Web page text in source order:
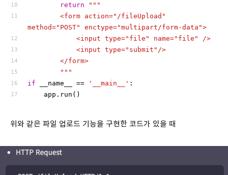
return
"""
method="POST" enctype="multipart/form-data">
			<input type="file" name="file" />
			<input type="submit"/>
		</form>
		"""
if __name__ == '__main__' :
	app.run()
위와 같은 파일 업로드 기능을 구현한 코드가 있을 때